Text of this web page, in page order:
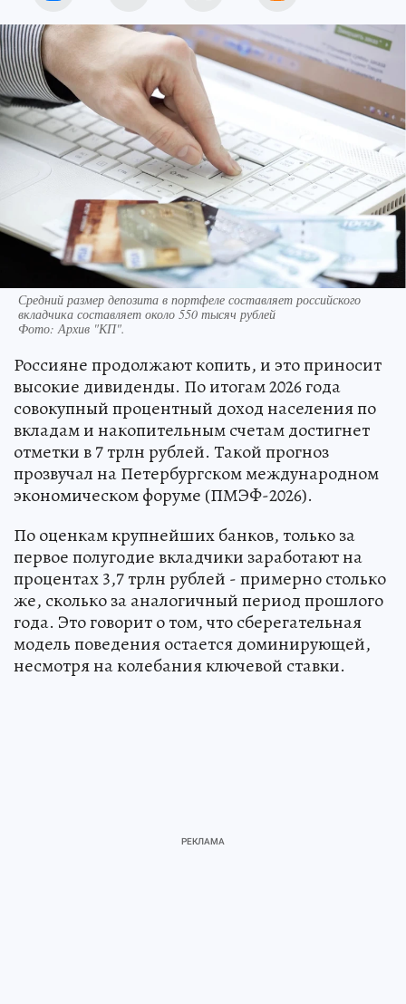
Средний размер депозита в портфеле составляет российского
вкладчика составляет около 550 тысяч рублей
Фото:Архив "КП".
Россияне продолжают копить, и это приносит
высокие дивиденды. По итогам 2026 года
совокупный процентный доход населения по
вкладам и накопительным счетам достигнет
отметки в 7 трлн рублей. Такой прогноз
прозвучал на Петербургском международном
экономическом форуме (ПМЭФ-2026).
По оценкам крупнейших банков, только за
первое полугодие вкладчики заработают на
процентах 3,7 трлн рублей - примерно столько
же, сколько за аналогичный период прошлого
года. Это говорит о том, что сберегательная
модель поведения остается доминирующей,
несмотря на колебания ключевой ставки.